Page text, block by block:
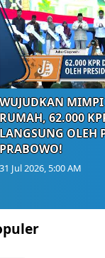
RUMAH, 62.000
LANGSUNG OLEH
PRABOWO!
31 Jul 2026, 5:00 AM